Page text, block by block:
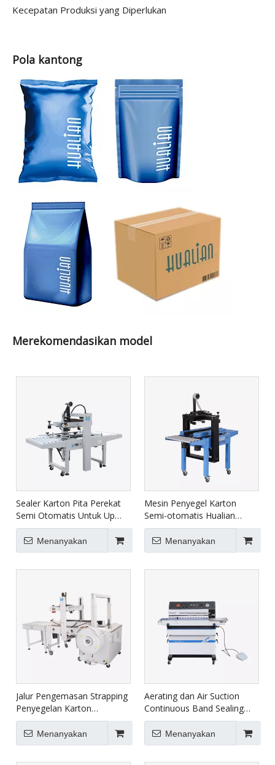
Kecepatan Produksi yang Diperlukan
Pola kantong
Merekomendasikan model
Sealer Karton Pita Perekat
Semi Otomatis Untuk Up
Down FXJ-6050
Menanyakan
Mesin Penyegel Karton
Semi-otomatis Hualian
untuk Penggunaan E-niaga
FXJ-4030A
Menanyakan
Jalur Pengemasan Strapping
Penyegelan Karton
Otomatis XFK-1C
Menanyakan
Aerating dan Air Suction
Continuous Band Sealing
Machine FRM-980ZQ
Menanyakan